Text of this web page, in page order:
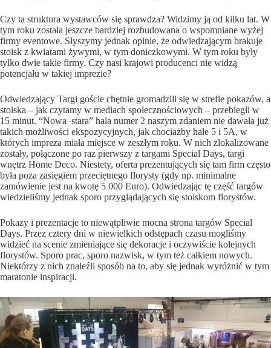
Czy ta struktura wystawców się sprawdza? Widzimy ją od kilku lat. W
tym roku została jeszcze bardziej rozbudowana o wspomniane wyżej
firmy eventowe. Słyszymy jednak opinie, że odwiedzającym brakuje
stoisk z kwiatami żywymi, w tym doniczkowymi. W tym roku były
tylko dwie takie firmy. Czy nasi krajowi producenci nie widzą
potencjału w takiej imprezie?
Odwiedzający Targi goście chętnie gromadzili się w strefie pokazów, a
stoiska – jak czytamy w mediach społecznościowych – przebiegli w
15 minut. “Nowa–stara” hala numer 2 naszym zdaniem nie dawała już
takich możliwości ekspozycyjnych, jak chociażby hale 5 i 5A, w
których impreza miała miejsce w zeszłym roku. W nich zlokalizowane
zostały, połączone po raz pierwszy z targami Special Days, targi
wnętrz Home Deco. Niestety, oferta prezentujących się tam firm często
była poza zasięgiem przeciętnego florysty (gdy np. minimalne
zamówienie jest na kwotę 5 000 Euro). Odwiedzając tę część targów
wiedzieliśmy jednak sporo przyglądających się stoiskom florystów.
Pokazy i prezentacje to niewątpliwie mocna strona targów Special
Days. Przez cztery dni w niewielkich odstępach czasu mogliśmy
widzieć na scenie zmieniające się dekoracje i oczywiście kolejnych
florystów. Sporo prac, sporo nazwisk, w tym też całkiem nowych.
Niektórzy z nich znaleźli sposób na to, aby się jednak wyróżnić w tym
maratonie inspiracji.